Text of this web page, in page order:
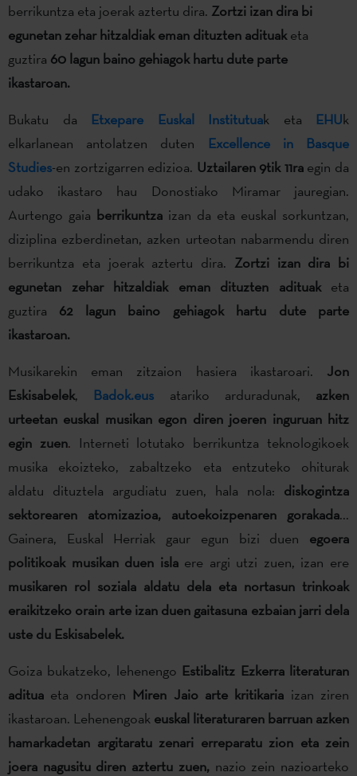
berrikuntza eta joerak aztertu dira. Zortzi izan dira bi
egunetan zehar hitzaldiak eman dituzten adituaketa
guztira 60 lagun baino gehiagok hartu dute parte
ikastaroan.
Bukatu da Etxepare Euskal Institutuak eta EHUk
elkarlanean antolatzen duten
Excellence in Basque
Studies-en zortzigarren edizioa. Uztailaren 9tik 11raegin da
udako ikastaro hau Donostiako Miramar jauregian.
Aurtengo gaia berrikuntza izan da eta euskal sorkuntzan,
diziplina ezberdinetan, azken urteotan nabarmendu diren
berrikuntza eta joerak aztertu dira. Zortzi izan dira bi
egunetan zehar hitzaldiak eman dituzten adituaketa
guztira 62 lagun baino gehiagok hartu dute parte
ikastaroan.
Musikarekin eman zitzaion hasiera ikastaroari. Jon
Eskisabelek, Badok.eus atariko arduradunak, azken
urteetan euskal musikan egon diren joeren inguruan hitz
egin zuen. Interneti lotutako berrikuntza teknologikoek
musika ekoizteko, zabaltzeko eta entzuteko ohiturak
aldatu dituztela argudiatu zuen, hala nola: diskogintza
sektorearen atomizazioa, autoekoizpenaren gorakada...
Gainera, Euskal Herriak gaur egun bizi duen egoera
politikoak musikan duen islaere argi utzi zuen, izan ere
musikaren rol soziala aldatu dela eta nortasun trinkoak
eraikitzeko orain arte izan duen gaitasuna ezbaian jarri dela
uste du Eskisabelek.
Goiza bukatzeko, lehenengo Estibalitz Ezkerra literaturan
aditua eta ondoren Miren Jaio arte kritikaria izan ziren
ikastaroan. Lehenengoak euskal literaturaren barruan azken
hamarkadetan argitaratu zenari erreparatu zion eta zein
joera nagusitu diren aztertu zuen,nazio zein nazioarteko